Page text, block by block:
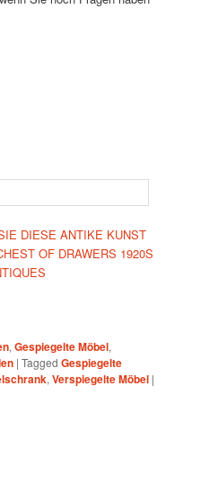
DIESE ANTIKE KUNST
OF DRAWERS 1920S
,Gespiegelte Möbel,
|Tagged Gespiegelte
,Verspiegelte Möbel |